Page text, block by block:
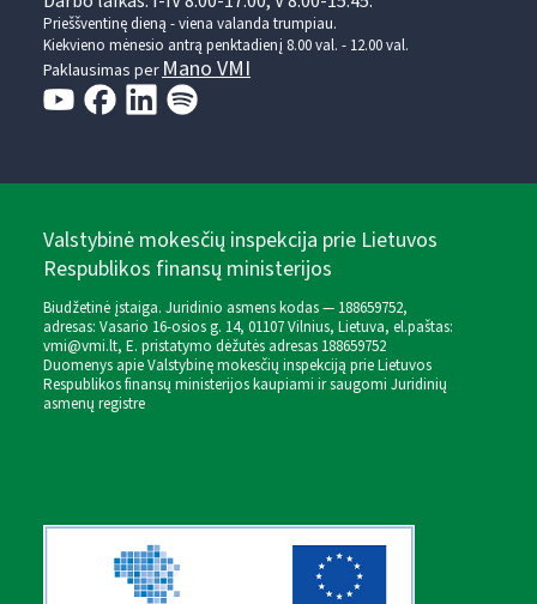
Prieššventinę dieną - viena valanda trumpiau.
Kiekvieno mėnesio antrą penktadienį 8.00 val. - 12.00 val.
Paklausimas per Mano VMI
Valstybinė mokesčių inspekcija prie Lietuvos
Respublikos finansų ministerijos
Biudžetinė įstaiga. Juridinio asmens kodas — 188659752,
adresas: Vasario 16-osios g. 14, 01107 Vilnius, Lietuva, el.paštas:
vmi@vmi.lt, E. pristatymo dėžutės adresas 188659752
Duomenys apie Valstybinę mokesčių inspekciją prie Lietuvos
Respublikos finansų ministerijos kaupiami ir saugomi Juridinių
asmenų registre